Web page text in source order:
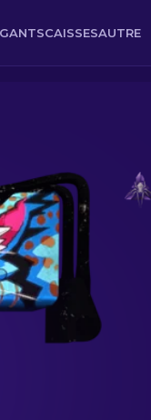
GANTSCAISSESAUTRE